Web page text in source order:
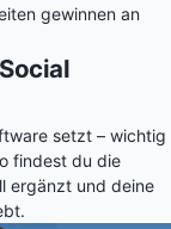
gewinnen an
setzt – wichtig
findest du die
ergänzt und deine